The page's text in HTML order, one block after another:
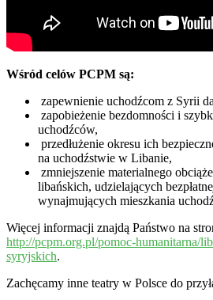
Wśród celów PCPM są:
zapewnienie uchodźcom z Syrii
zapobieżenie bezdomności i
uchodźców,
przedłużenie okresu ich
na uchodźstwie w Libanie,
zmniejszenie materialnego
libańskich, udzielających
wynajmujących mieszkania
Więcej informacji znajdą Państwo na
http://pcpm.org.pl/pomoc-humanitarna/
syryjskich.
Zachęcamy inne teatry w Polsce do